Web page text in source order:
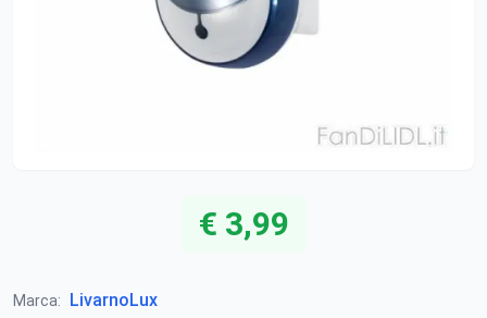
€ 3,99
Marca: LivarnoLux